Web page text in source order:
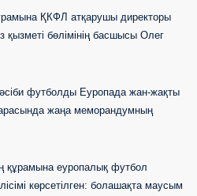
ҚКФЛ атқарушы директоры
қызметі бөлімінің басшысы Олег
футболды Еуропада жан-жақты
жаңа меморандумның
құрамына еуропалық футбол
көрсетілген: болашақта маусым